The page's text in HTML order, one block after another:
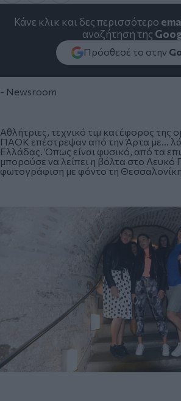
Κάνε κλικ και δες περισσότερο
αναζήτηση της
Πρόσθεσέ το στην
- Newsroom
Αθλήτριες, τεχνικό τιμ και έφορος της
ΠΑΟΚ επέστρεψαν από την Άρτα με...
Ελλάδας. Όπως είναι φυσικό, από τα
μπορούσε να λείπει η βόλτα στο Λευκό
φωτογράφιση με φόντο τη